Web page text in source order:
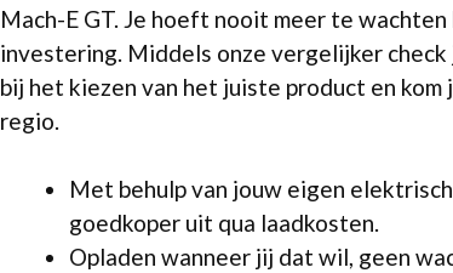
Mach-E GT. Je hoeft nooit meer te
investering. Middels onze vergelijker
bij het kiezen van het juiste product en
regio.
Met behulp van jouw eigen
goedkoper uit qua laadkosten.
Opladen wanneer jij dat wil, geen